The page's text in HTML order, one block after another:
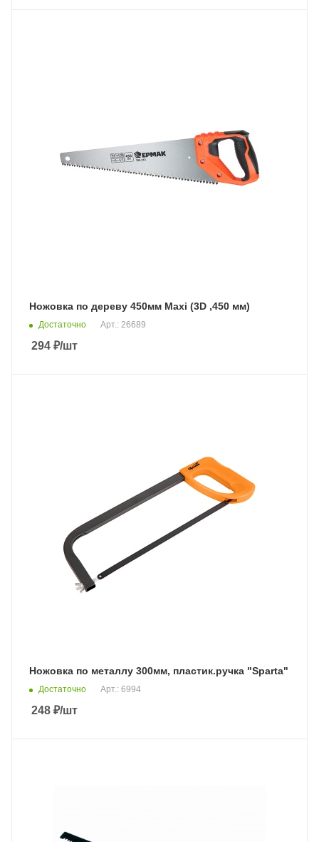
Ножовка по дереву 450мм Maxi (3D ,450 мм)
Достаточно Арт.: 26689
294 ₽/шт
Ножовка по металлу 300мм, пластик.ручка "Sparta"
Достаточно Арт.: 6994
248 ₽/шт